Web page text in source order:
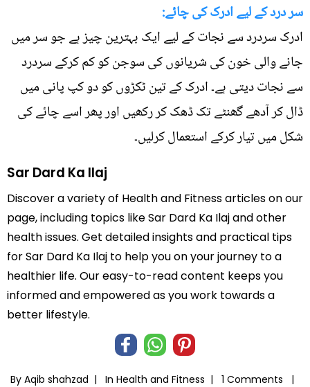
سر درد کے لیے ادرک کی چائے:
ادرک سردرد سے نجات کے لیے ایک بہترین چیز ہے جو سر میں
جانے والی خون کی شریانوں کی سوجن کو کم کرکے سردرد
سے نجات دیتی ہے۔ ادرک کے تین ٹکڑوں کو دو کپ پانی میں
ڈال کر آدھے گھنٹے تک ڈھک کر رکھیں اور پھر اسے چائے کی
شکل میں تیار کرکے استعمال کرلیں۔
Sar Dard Ka Ilaj
Discover a variety of Health and Fitness articles on our
page, including topics like Sar Dard Ka Ilaj and other
health issues. Get detailed insights and practical tips
for Sar Dard Ka Ilaj to help you on your journey to a
healthier life. Our easy-to-read content keeps you
informed and empowered as you work towards a
better lifestyle.
By Aqib shahzad | In Health and Fitness |
1 Comments |